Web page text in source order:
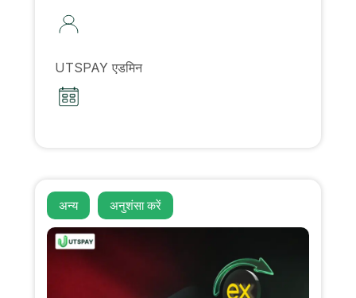
UTSPAY एडमिन
अन्य अनुशंसा करें